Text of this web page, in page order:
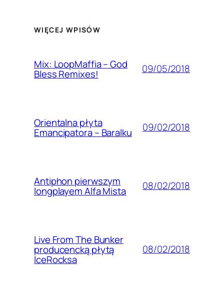
WIĘCEJ WPISÓW
Mix: LoopMaffia – God
Bless Remixes! 09/05/2018
Orientalna płyta
Emancipatora – Baralku 09/02/2018
Antiphon pierwszym
longplayem Alfa Mista 08/02/2018
Live From The Bunker
producencką płytą
IceRocksa
08/02/2018